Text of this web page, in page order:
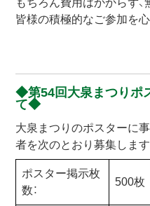
もちろん費用はかからず、
皆様の積極的なご参加を心
第54回大泉まつりポ
て
大泉まつりのポスターに
者を次のとおり募集します
ポスター掲示枚
数：
500枚